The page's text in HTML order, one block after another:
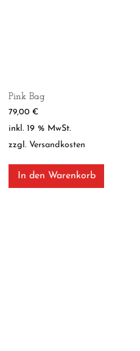
Pink Bag
79,00€
inkl. 19 % MwSt.
zzgl. Versandkosten
In den Warenkorb